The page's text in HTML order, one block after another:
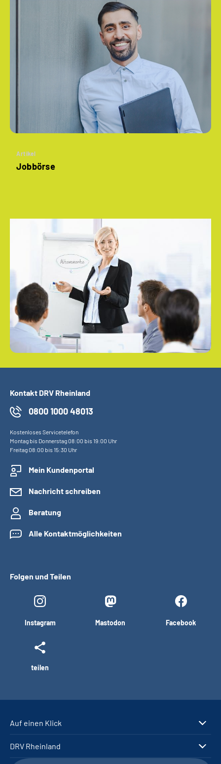
Artikel
Jobbörse
Kontakt DRV Rheinland
0800 1000 48013
Kostenloses Servicetelefon
Montag bis Donnerstag 08:00 bis 19:00 Uhr
Freitag 08:00 bis 15:30 Uhr
Mein Kundenportal
Nachricht schreiben
Beratung
Alle Kontaktmöglichkeiten
Folgen und Teilen
Instagram Mastodon Facebook
teilen
Auf einen Klick
DRV Rheinland